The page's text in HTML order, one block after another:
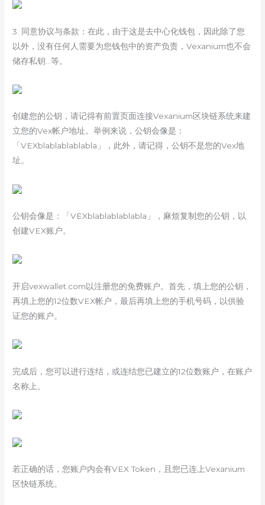
3. 同意协议与条款：在此，由于这是去中心化钱包，因此除了您
以外，没有任何人需要为您钱包中的资产负责，Vexanium也不会
储存私钥…等。
创建您的公钥，请记得有前置页面连接Vexanium区块链系统来建
立您的Vex帐户地址。举例来说，公钥会像是：
「VEXblablablablabla」，此外，请记得，公钥不是您的Vex地
址。
公钥会像是：「VEXblablablablabla」，麻烦复制您的公钥，以
创建VEX账户。
开启vexwallet.com以注册您的免费账户。首先，填上您的公钥，
再填上您的12位数VEX帐户，最后再填上您的手机号码，以供验
证您的账户。
完成后，您可以进行连结，或连结您已建立的12位数账户，在账户
名称上。
若正确的话，您账户内会有VEX Token，且您已连上Vexanium
区快链系统。